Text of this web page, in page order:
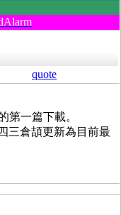
quote
第一篇下載。
三倉頡更新為目前最